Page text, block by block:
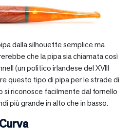
dalla silhouette semplice ma
che la pipa sia chiamata così
(un politico irlandese del XVIII
questo tipo di pipa per le strade di
si riconosce facilmente dal fornello
più grande in alto che in basso.